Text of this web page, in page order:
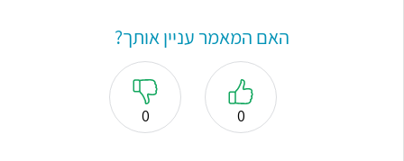
האם המאמר עניין אותך?
0
0